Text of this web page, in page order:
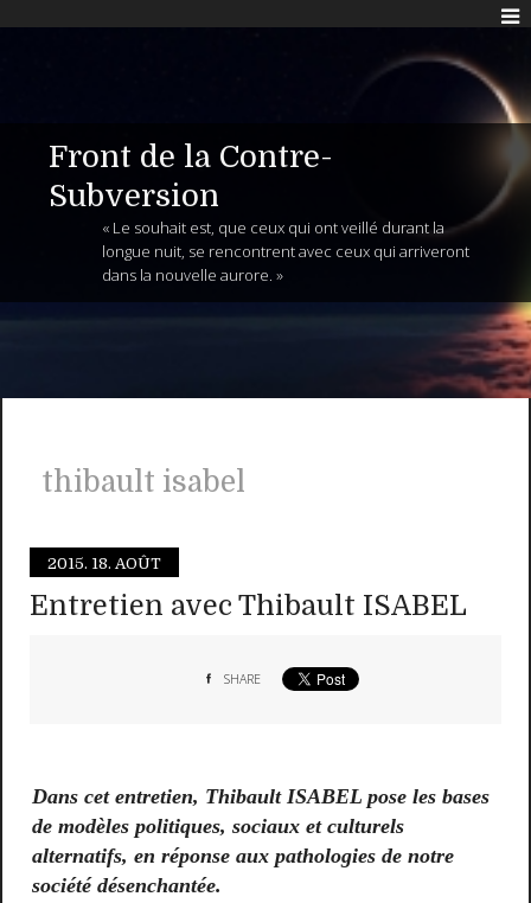
Front de la Contre-
Subversion
« Le souhait est, que ceux qui ont veillé durant la
longue nuit, se rencontrent avec ceux qui arriveront
dans la nouvelle aurore. »
thibault isabel
2015. 18. AOÛT
Entretien avec Thibault ISABEL
SHARE
Dans cet entretien, Thibault ISABEL pose les bases
de modèles politiques, sociaux et culturels
alternatifs, en réponse aux pathologies de notre
société désenchantée.